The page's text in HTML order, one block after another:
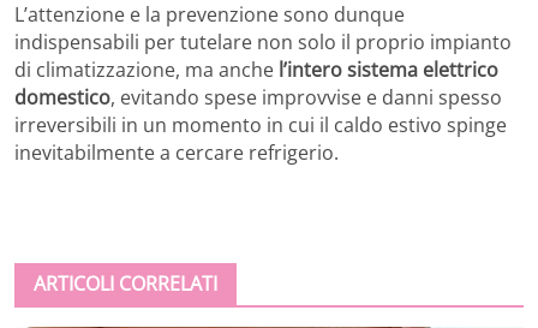
L’attenzione e la prevenzione sono dunque
indispensabili per tutelare non solo il proprio impianto
di climatizzazione, ma anche l’intero sistema elettrico
domestico, evitando spese improvvise e danni spesso
irreversibili in un momento in cui il caldo estivo spinge
inevitabilmente a cercare refrigerio.
ARTICOLI CORRELATI